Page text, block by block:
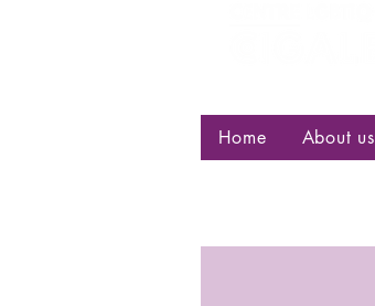
Home About us